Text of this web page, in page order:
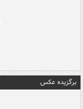
برگزیده عکس